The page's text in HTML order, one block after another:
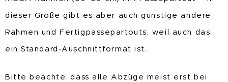
dieser Größe gibt es aber auch günstige andere
Rahmen und Fertigpassepartouts, weil auch das
ein Standard-Auschnittformat ist.
Bitte beachte, dass alle Abzüge meist erst bei